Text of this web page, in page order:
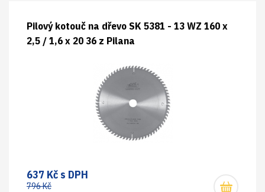
Pilový kotouč na dřevo SK 5381 - 13 WZ 160 x
2,5 / 1,6 x 20 36 z Pilana
637 Kč s DPH
796 Kč